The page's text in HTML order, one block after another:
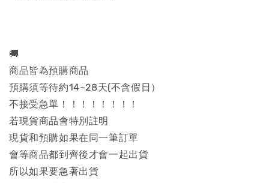
🚚
商品皆為預購商品
預購須等待約14~28天(不含假日）
不接受急單！！！！！！！！
若現貨商品會特別註明
現貨和預購如果在同一筆訂單
會等商品都到齊後才會一起出貨
所以如果要急著出貨